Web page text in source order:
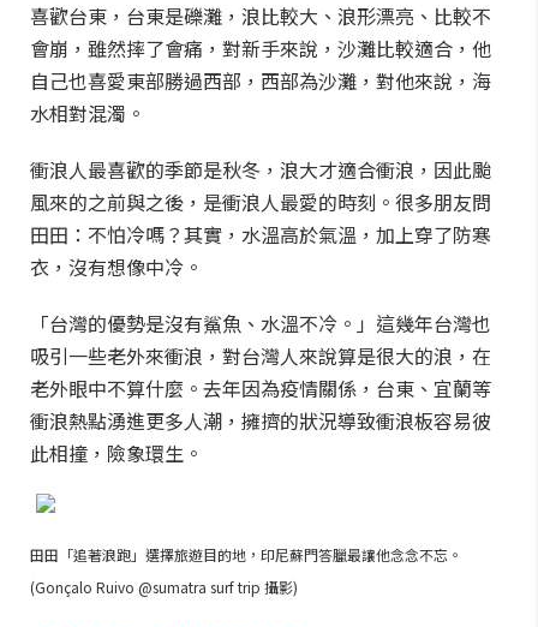
喜歡台東，台東是礫灘，浪比較大、浪形漂亮、比較不
會崩，雖然摔了會痛，對新手來說，沙灘比較適合，他
自己也喜愛東部勝過西部，西部為沙灘，對他來說，海
水相對混濁。
衝浪人最喜歡的季節是秋冬，浪大才適合衝浪，因此颱
風來的之前與之後，是衝浪人最愛的時刻。很多朋友問
田田：不怕冷嗎？其實，水溫高於氣溫，加上穿了防寒
衣，沒有想像中冷。
「台灣的優勢是沒有鯊魚、水溫不冷。」這幾年台灣也
吸引一些老外來衝浪，對台灣人來說算是很大的浪，在
老外眼中不算什麼。去年因為疫情關係，台東、宜蘭等
衝浪熱點湧進更多人潮，擁擠的狀況導致衝浪板容易彼
此相撞，險象環生。
田田「追著浪跑」選擇旅遊目的地，印尼蘇門答臘最讓他念念不忘。
(Gonçalo Ruivo @sumatra surf trip 攝影)